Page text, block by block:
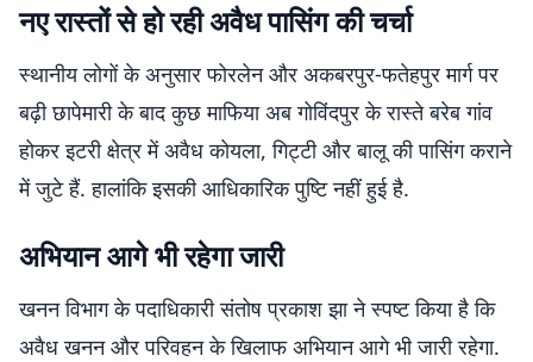
नए रास्तों से हो रही अवैध पासिंग की चर्चा
स्थानीय लोगों के अनुसार फोरलेन और अकबरपुर-फतेहपुर मार्ग पर
बढ़ी छापेमारी के बाद कुछ माफिया अब गोविंदपुर के रास्ते बरेब गांव
होकर इटरी क्षेत्र में अवैध कोयला, गिट्टी और बालू की पासिंग कराने
में जुटे हैं. हालांकि इसकी आधिकारिक पुष्टि नहीं हुई है.
अभियान आगे भी रहेगा जारी
खनन विभाग के पदाधिकारी संतोष प्रकाश झा ने स्पष्ट किया है कि
अवैध खनन और परिवहन के खिलाफ अभियान आगे भी जारी रहेगा.